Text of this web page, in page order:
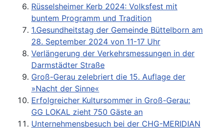
Rüsselsheimer Kerb 2024: Volksfest mit
buntem Programm und Tradition
1.Gesundheitstag der Gemeinde Büttelborn am
28. September 2024 von 11-17 Uhr
Verlängerung der Verkehrsmessungen in der
Darmstädter Straße
Groß-Gerau zelebriert die 15. Auflage der
»Nacht der Sinne«
Erfolgreicher Kultursommer in Groß-Gerau:
GG LOKAL zieht 750 Gäste an
Unternehmensbesuch bei der CHG-MERIDIAN